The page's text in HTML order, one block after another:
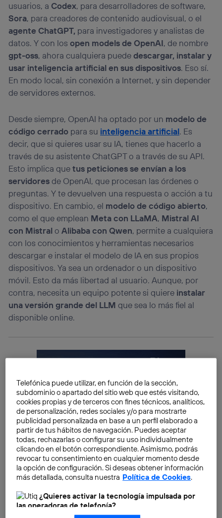
usuarios, a Codex, para desarrolladores de software,
Sora, para creadores de contenido audiovisual, o el
agente ChatGPT, para investigadores y analistas de
datos. Y con losopen models de OpenAI, de nombre
gpt-oss, ahora cualquiera puededescargar, instalar y
usar inteligencia artificial en sus dispositivos. Eso sí.
En modo local, sin conexión a Internet, y sin depender
de servidores externos.
Desde siempre, OpenAI ha optado por un modelo de
código cerrado para su inteligencia artificial. Es
decir, que si quieres usar su IA, tienes que hacerlo a
través de su asistente ChatGPT o a través de su API.
Esto implica quetus peticiones se envían a los
servidoresde OpenAI, que procesan las órdenes o
preguntas. Y te devuelven una respuesta o acción a tu
dispositivo. En cambio, el modelo de código abierto,
como el que emplean Meta con LLaMA, Mistral AI
con MistraloAlibaba con Qwen, permite a cualquiera
con los conocimientos y herramientas necesarios
descargar e instalar el modelo de IA en sus propios
dispositivos. Ya sea un ordenador o un dispositivo
móvil. Esto da más libertad al usuario. Aunque, por
contra, necesita un equipo potente si quiere instalar
una versión grande del LLM que sea lo más fiel al
disponible online.
Telefónica puede utilizar, en función de la sección,
subdominio o apartado del sitio web que estés visitando,
cookies propias y de terceros con fines técnicos, analíticos,
de personalización, redes sociales y/o para mostrarte
publicidad personalizada en base a un perfil elaborado a
partir de tus hábitos de navegación. Puedes aceptar
todas, rechazarlas o configurar su uso individualmente
clicando en el botón correspondiente. Asimismo, podrás
revocar tu consentimiento en cualquier momento desde
la opción de configuración. Si deseas obtener información
más detallada, consulta nuestra Política de Cookies.
¿Quieres activar la tecnología impulsada por
las operadoras de telefonía?